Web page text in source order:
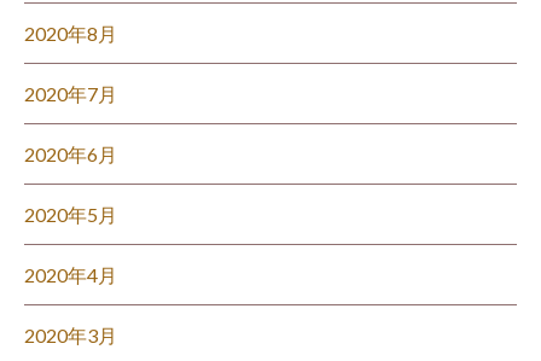
2020年8月
2020年7月
2020年6月
2020年5月
2020年4月
2020年3月